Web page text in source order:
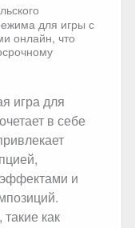
для игры с
онлайн, что
игра для
в себе
и
как